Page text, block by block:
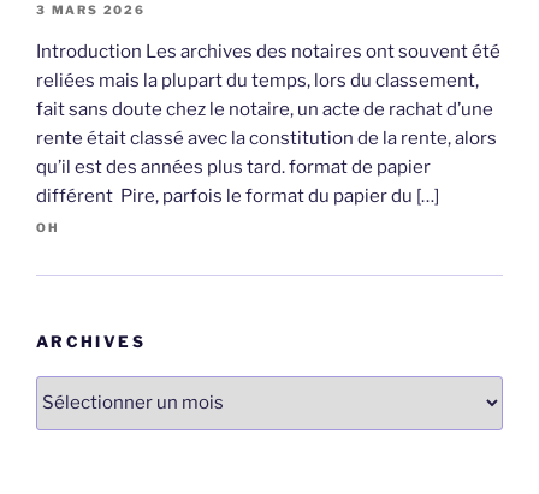
3 MARS 2026
Introduction Les archives des notaires ont souvent été
reliées mais la plupart du temps, lors du classement,
fait sans doute chez le notaire, un acte de rachat d’une
rente était classé avec la constitution de la rente, alors
qu’il est des années plus tard. format de papier
différent Pire, parfois le format du papier du […]
OH
ARCHIVES
Archives